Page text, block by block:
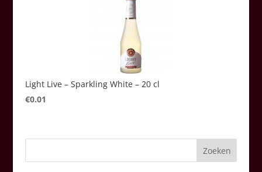
Light Live – Sparkling White – 20 cl
€0.01